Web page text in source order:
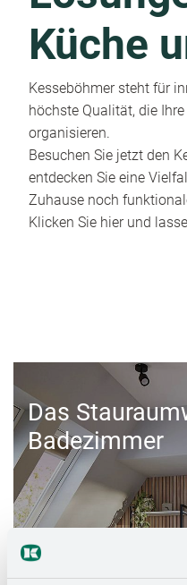
Küche
Kesseböhmer steht für
höchste Qualität, die
organisieren.
Besuchen Sie jetzt den
entdecken Sie eine
Zuhause noch
Klicken Sie hier und
Das
Badezimmer